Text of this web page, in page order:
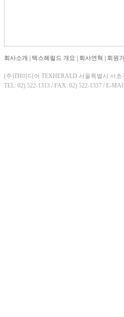
회사소개 텍스헤럴드 개요 회사연혁 회원
(주)TH미디어 TEXHERALD 서울특별시 서초
TEL: 02) 522-1313 / FAX: 02) 522-1337 / E-